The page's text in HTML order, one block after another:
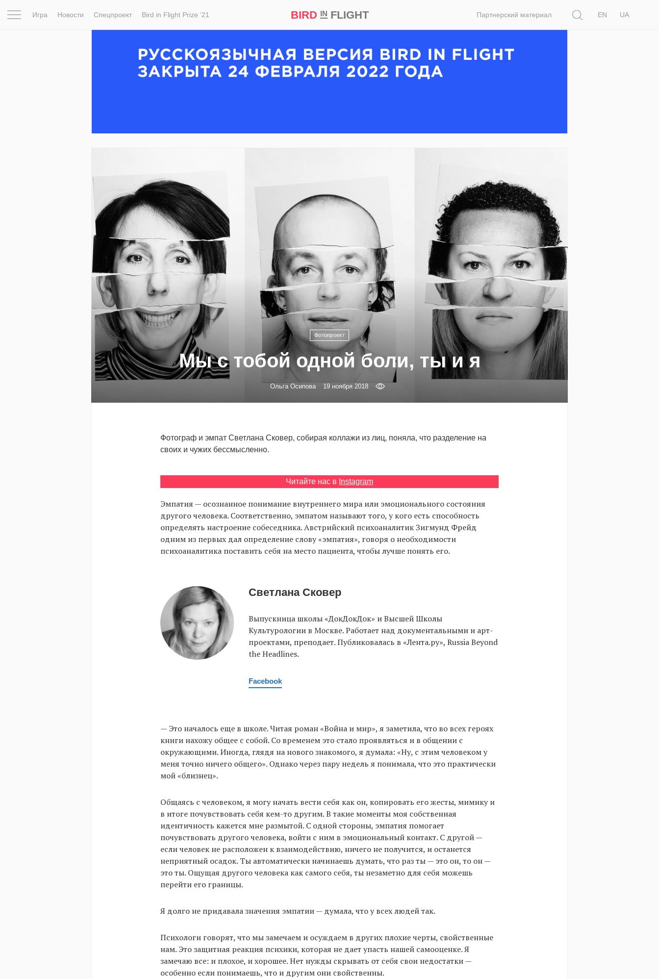
Игра Новости Спецпроект Bird in Flight Prize ‘21 BIRD INFLIGHT Партнерский материал
EN
UA
Фотопроект
Мы с тобой одной боли, ты и я
Ольга Осипова 19 ноября 2018
Фотограф и эмпат Светлана Сковер, собирая коллажи из лиц, поняла, что разделение на
своих и чужих бессмысленно.
Читайте нас в Instagram
Эмпатия — осознанное понимание внутреннего мира или эмоционального состояния
другого человека. Соответственно, эмпатом называют того, у кого есть способность
определять настроение собеседника. Австрийский психоаналитик Зигмунд Фрейд
одним из первых дал определение слову «эмпатия», говоря о необходимости
психоаналитика поставить себя на место пациента, чтобы лучше понять его.
Светлана Сковер
Выпускница школы «ДокДокДок» и Высшей Школы
Культурологии в Москве. Работает над документальными и арт-
проектами, преподает. Публиковалась в «Лента.ру», Russia Beyond
the Headlines.
Facebook
— Это началось еще в школе. Читая роман «Война и мир», я заметила, что во всех героях
книги нахожу общее с собой. Со временем это стало проявляться и в общении с
окружающими. Иногда, глядя на нового знакомого, я думала: «Ну, с этим человеком у
меня точно ничего общего». Однако через пару недель я понимала, что это практически
мой «близнец».
Общаясь с человеком, я могу начать вести себя как он, копировать его жесты, мимику и
в итоге почувствовать себя кем-то другим. В такие моменты моя собственная
идентичность кажется мне размытой. С одной стороны, эмпатия помогает
почувствовать другого человека, войти с ним в эмоциональный контакт. С другой —
если человек не расположен к взаимодействию, ничего не получится, и останется
неприятный осадок. Ты автоматически начинаешь думать, что раз ты — это он, то он —
это ты. Ощущая другого человека как самого себя, ты незаметно для себя можешь
перейти его границы.
Я долго не придавала значения эмпатии — думала, что у всех людей так.
Психологи говорят, что мы замечаем и осуждаем в других плохие черты, свойственные
нам. Это защитная реакция психики, которая не дает упасть нашей самооценке. Я
замечаю все: и плохое, и хорошее. Нет нужды скрывать от себя свои недостатки —
особенно если понимаешь, что и другим они свойственны.